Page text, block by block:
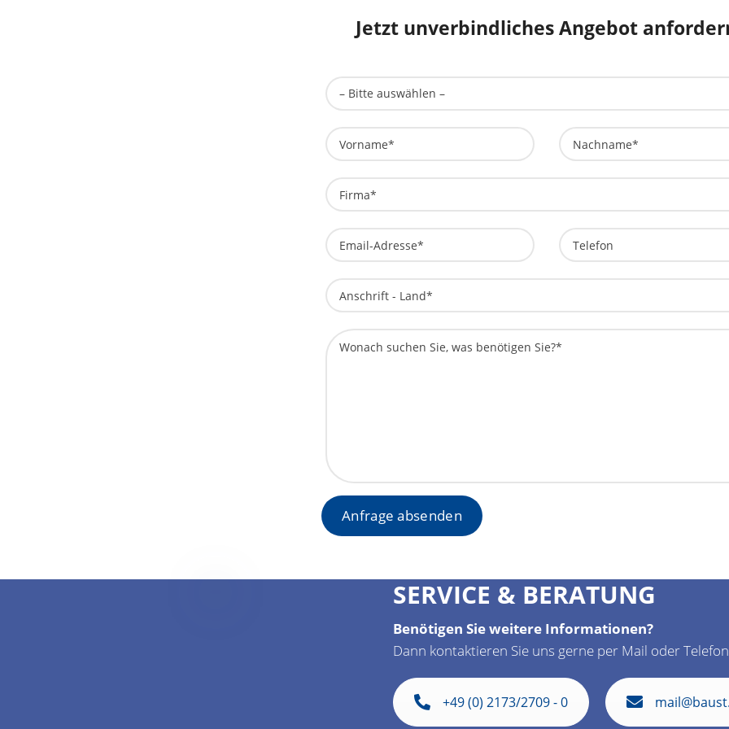
Jetzt unverbindliches Angebot
SERVICE & BERATUNG
Benötigen Sie weitere Informationen?
Dann kontaktieren Sie uns gerne per Mail oder
+49 (0) 2173/2709 - 0